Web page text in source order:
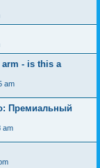
- is this a
am
Премиальный
am